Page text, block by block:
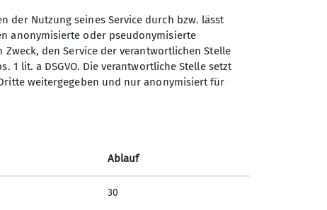
Sektion GOC des Deutschen
Alpenvereins e.V.
Müllerstr. 14
der Nutzung seines Service durch bzw. lässt
anonymisierte oder pseudonymisierte
den Service der verantwortlichen Stelle
1 lit. a DSGVO. Die verantwortliche Stelle setzt
weitergegeben und nur anonymisiert für
Ablauf
30